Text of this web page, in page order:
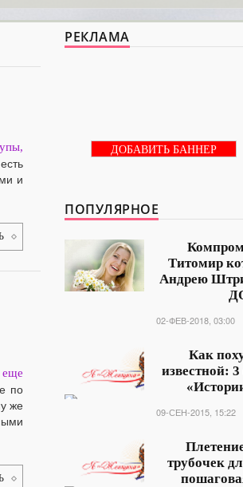
и
еще
по
же
РЕКЛАМА
ДОБАВИТЬ БАННЕР
ПОПУЛЯРНОЕ
Титомир
Андрею
02-ФЕВ-2018, 03:00
Как
известной:
09-СЕН-2015, 15:22
трубочек